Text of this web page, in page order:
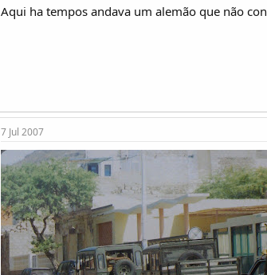
Aqui ha tempos andava um alemão que não
7 Jul 2007